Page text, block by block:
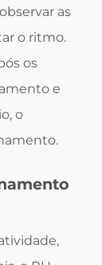
as
o ritmo.
os
e
o